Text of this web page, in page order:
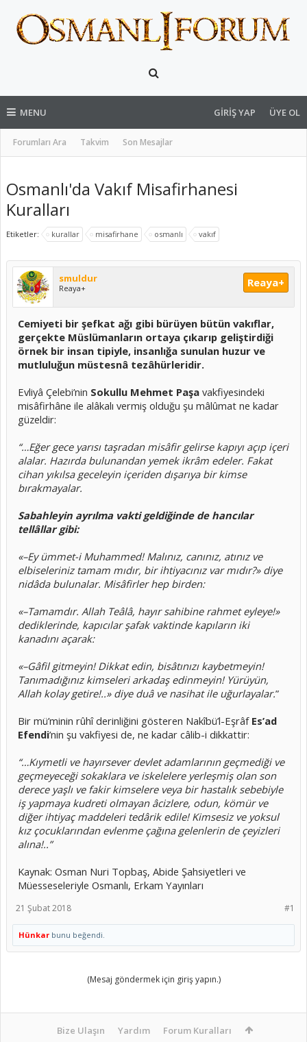
MENU
Forumları Ara Takvim Son Mesajlar
GIRIŞ YAP ÜYE OL
Osmanlı'da Vakıf Misafirhanesi
Kuralları
Etiketler: kurallar misafirhane osmanlı vakıf
smuldur
Reaya+ Reaya+
Cemiyeti bir şefkat ağı gibi bürüyen bütün vakıflar,
gerçekte Müslümanların ortaya çıkarıp geliştirdiği
örnek bir insan tipiyle, insanlığa sunulan huzur ve
mutluluğun müstesnâ tezâhürleridir.
Evliyâ Çelebi’nin Sokullu Mehmet Paşa vakfiyesindeki
misâfirhâne ile alâkalı vermiş olduğu şu mâlûmat ne kadar
güzeldir:
“…Eğer gece yarısı taşradan misâfir gelirse kapıyı açıp içeri
alalar. Hazırda bulunandan yemek ikrâm edeler. Fakat
cihan yıkılsa geceleyin içeriden dışarıya bir kimse
bırakmayalar.
Sabahleyin ayrılma vakti geldiğinde de hancılar
tellâllar gibi:
«–Ey ümmet-i Muhammed! Malınız, canınız, atınız ve
elbiseleriniz tamam mıdır, bir ihtiyacınız var mıdır?» diye
nidâda bulunalar. Misâfirler hep birden:
«–Tamamdır. Allah Teâlâ, hayır sahibine rahmet eyleye!»
dediklerinde, kapıcılar şafak vaktinde kapıların iki
kanadını açarak:
«–Gâfil gitmeyin! Dikkat edin, bisâtınızı kaybetmeyin!
Tanımadığınız kimseleri arkadaş edinmeyin! Yürüyün,
Allah kolay getire!..» diye duâ ve nasihat ile uğurlayalar.”
Bir mü’minin rûhî derinliğini gösteren Nakîbü’l-Eşrâf Es’ad
Efendi’nin şu vakfiyesi de, ne kadar câlib-i dikkattir:
“…Kıymetli ve hayırsever devlet adamlarının geçmediği ve
geçmeyeceği sokaklara ve iskelelere yerleşmiş olan son
derece yaşlı ve fakir kimselere veya bir hastalık sebebiyle
iş yapmaya kudreti olmayan âcizlere, odun, kömür ve
diğer ihtiyaç maddeleri tedârik edile! Kimsesiz ve yoksul
kız çocuklarından evlenme çağına gelenlerin de çeyizleri
alına!..”
Kaynak: Osman Nuri Topbaş, Abide Şahsiyetleri ve
Müesseseleriyle Osmanlı, Erkam Yayınları
#1
21 Şubat 2018
Hünkar bunu beğendi.
(Mesaj göndermek için giriş yapın.)
Bize Ulaşın Yardım Forum Kuralları